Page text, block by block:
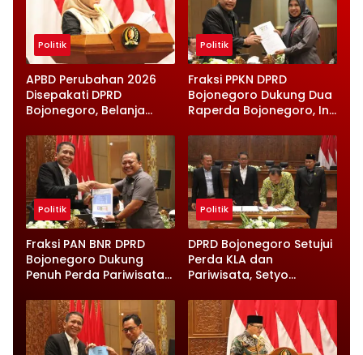
Politik
APBD Perubahan 2026
Disepakati DPRD
Bojonegoro, Belanja
Infrastruktur Diperkuat
Politik
Fraksi PPKN DPRD
Bojonegoro Dukung Dua
Raperda Bojonegoro, Ini
Disampaikan
Politik
Fraksi PAN BNR DPRD
Bojonegoro Dukung
Penuh Perda Pariwisata
Anak
Politik
DPRD Bojonegoro Setujui
Perda KLA dan
Pariwisata, Setyo
Instruksi